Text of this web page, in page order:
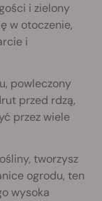
i zielony
w otoczenie,
i
powleczony
przed rdzą,
przez wiele
tworzysz
ogrodu, ten
wysoka